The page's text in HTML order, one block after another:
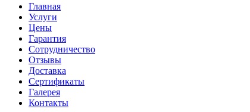
Главная
Услуги
Цены
Гарантия
Сотрудничество
Отзывы
Доставка
Сертификаты
Галерея
Контакты